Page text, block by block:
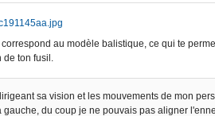
au modèle balistique, ce qui te
de ton fusil.
sa vision et les mouvements de mon
du coup je ne pouvais pas aligner